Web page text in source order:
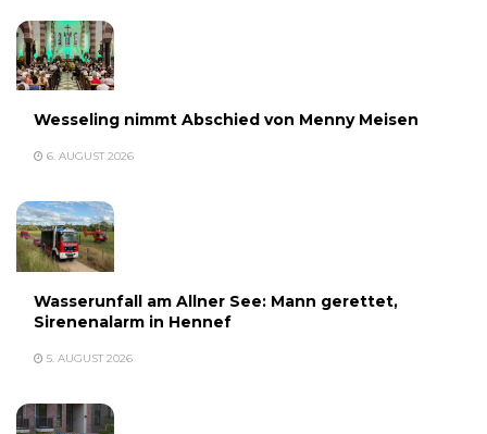
Wesseling nimmt Abschied von Menny Meisen
6. AUGUST 2026
Wasserunfall am Allner See: Mann gerettet,
Sirenenalarm in Hennef
5. AUGUST 2026